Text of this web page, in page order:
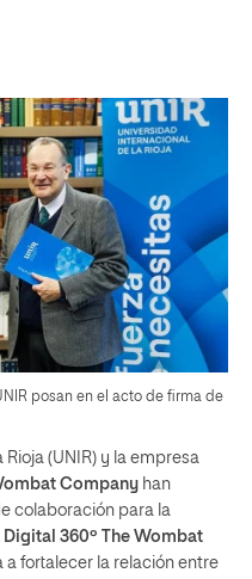
posan en el acto de firma de
Rioja (UNIR) y la empresa
Company han
colaboración para la
360º The Wombat
a fortalecer la relación entre